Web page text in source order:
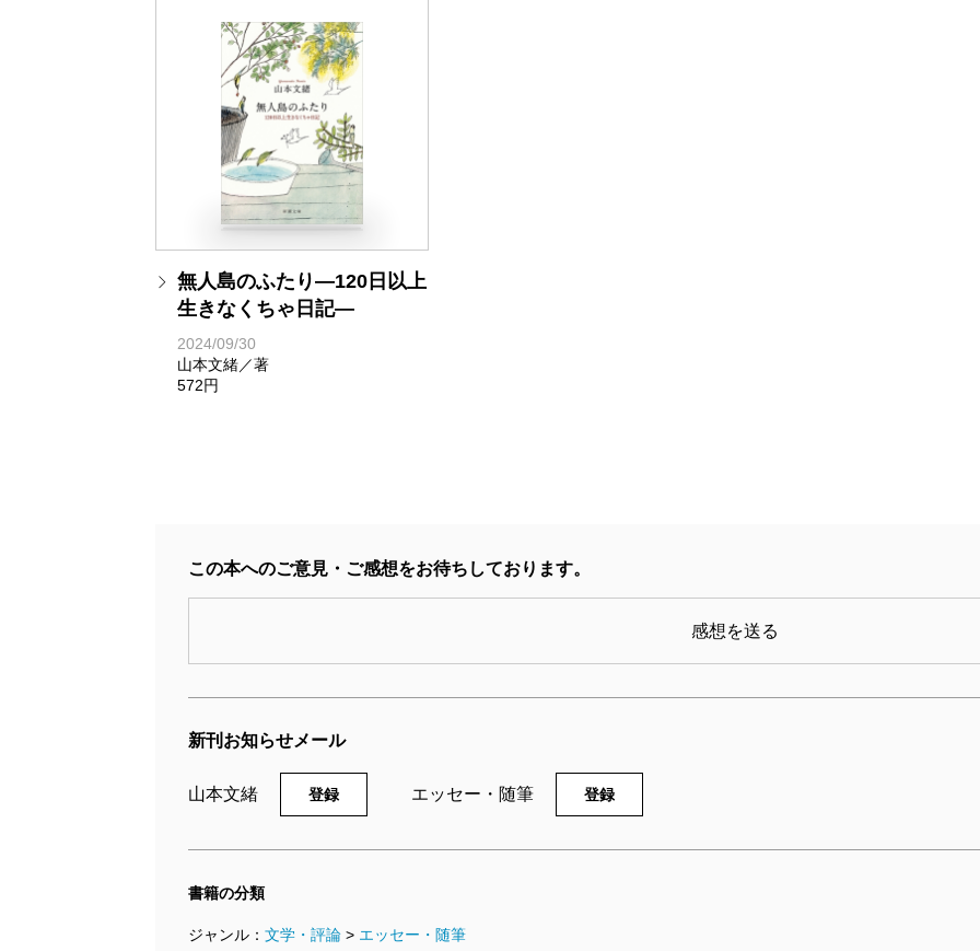
いました」と書き綴る「私」に、私自身は内側から
手は寄り添う。本書の場合はそれが反転する。「私」
いし、また会えるとなぐさめることもない。でも、驚
最後に記された日の文章を私は忘れることができな
無人島のふたり―120日以上
生きなくちゃ日記―
2024/09/30
山本文緒／著
572円
この本へのご意見・ご感想をお待ちしております。
感想を送る
新刊お知らせメール
山本文緒 登録 エッセー・随筆 登録
書籍の分類
ジャンル： 文学・評論 > エッセー・随筆